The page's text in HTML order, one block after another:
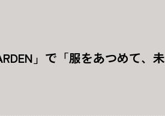
」で「服をあつめて、未